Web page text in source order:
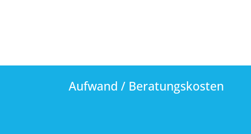
Aufwand / Beratungskosten